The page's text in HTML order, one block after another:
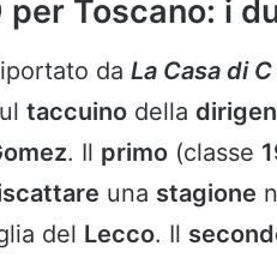
per Toscano: i
da La Casa di C
taccuino della
. Il primo (classe
una stagione
del Lecco. Il